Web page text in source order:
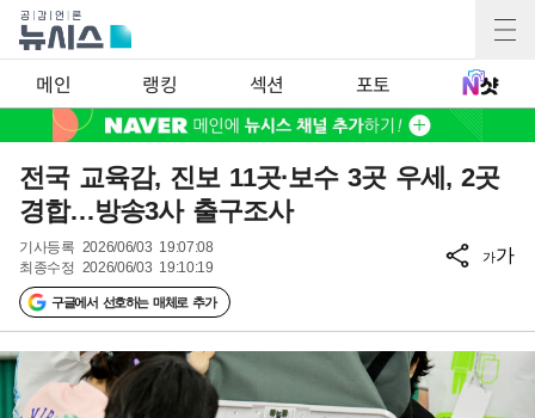
메인 랭킹 섹션 포토
전국 교육감, 진보 11곳·보수 3곳 우세, 2곳
경합…방송3사 출구조사
기사등록 2026/06/03 19:07:08
최종수정 2026/06/03 19:10:19
구글에서 선호하는 매체로 추가
가가